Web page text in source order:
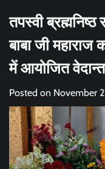
तपस्वी
बाबा जी महाराज
में आयोजित
Posted on November